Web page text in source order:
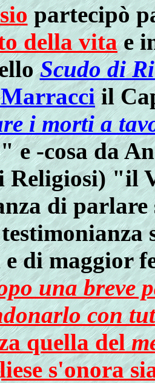
partecipò
della vitae
Scudo di
il
i morti a
e -cosa da
Religiosi) "il
di parlare
di maggior
una breve
con
quella del
s'onora